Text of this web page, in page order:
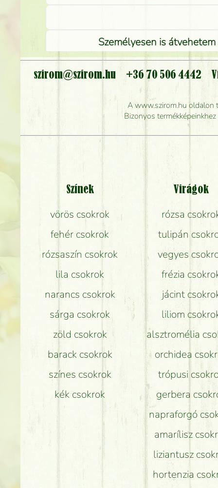
Személyesen is
Mennyire gyorsan
szirom@szirom.hu +36 70 506 4442
A www.szirom.hu oldalon
Bizonyos
Színek
vörös csokrok
fehér csokrok
rózsaszín csokrok
lila csokrok
narancs csokrok
sárga csokrok
zöld csokrok
barack csokrok
színes csokrok
kék csokrok
Virágok
rózsa
tulipán
vegyes
frézia
jácint
liliom
alsztromélia
orchidea
trópusi
gerbera
napraforgó
amarílisz
liziantusz
hortenzia